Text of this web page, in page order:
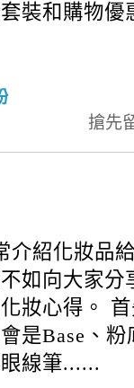
裝和購物優
搶先
介紹化妝品
如向大家分
妝心得。
是Base、
線筆......